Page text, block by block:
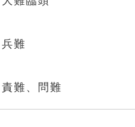
兵難
責難、問難